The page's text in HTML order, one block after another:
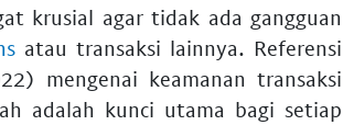
krusial agar tidak ada gangguan
atau transaksi lainnya. Referensi
mengenai keamanan transaksi
adalah kunci utama bagi setiap